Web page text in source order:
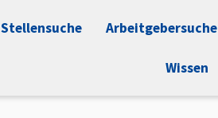
Stellensuche Arbeitgebersuche
Wissen